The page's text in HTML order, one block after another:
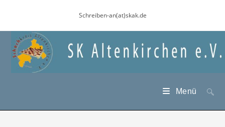
springen
Schreiben-an(at)skak.de
Menü